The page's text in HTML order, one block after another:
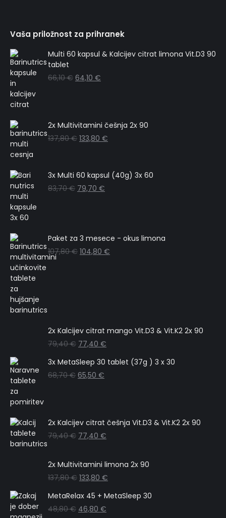
Vaša priložnost za prihranek
Multi 60 kapsul & Kalcijev citrat limona Vit.D3 90
tablet
66,10€ 64,10 €
2x Multivitamini češnja 2x 90
137,80€ 133,80 €
3x Multi 60 kapsul (40g) 3x 60
83,70€ 79,70 €
Paket za 3 mesece - okus limona
107,80€ 104,80 €
2x Kalcijev citrat mango Vit.D3 & Vit.K2 2x 90
79,40€ 77,40 €
3x MetaSleep 30 tablet (37g ) 3 x 30
68,70€ 65,50 €
2x Kalcijev citrat češnja Vit.D3 & Vit.K2 2x 90
79,40€ 77,40 €
2x Multivitamini limona 2x 90
137,80€ 133,80 €
MetaRelax 45 + MetaSleep 30
48,80€ 46,80 €